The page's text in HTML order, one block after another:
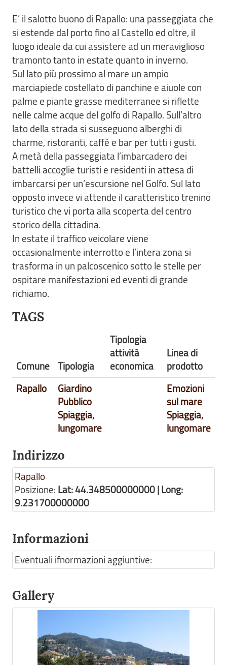
E’ il salotto buono di Rapallo: una passeggiata che
si estende dal porto fino al Castello ed oltre, il
luogo ideale da cui assistere ad un meraviglioso
tramonto tanto in estate quanto in inverno.
Sul lato più prossimo al mare un ampio
marciapiede costellato di panchine e aiuole con
palme e piante grasse mediterranee si riflette
nelle calme acque del golfo di Rapallo. Sull’altro
lato della strada si susseguono alberghi di
charme, ristoranti, caffè e bar per tutti i gusti.
A metà della passeggiata l’imbarcadero dei
battelli accoglie turisti e residenti in attesa di
imbarcarsi per un’escursione nel Golfo. Sul lato
opposto invece vi attende il caratteristico trenino
turistico che vi porta alla scoperta del centro
storico della cittadina.
In estate il traffico veicolare viene
occasionalmente interrotto e l’intera zona si
trasforma in un palcoscenico sotto le stelle per
ospitare manifestazioni ed eventi di grande
richiamo.
TAGS
Comune Tipologia
Tipologia
attività
economica
Linea di
prodotto
Rapallo
Giardino
Pubblico
Spiaggia,
lungomare
Emozioni
sul mare
Spiaggia,
lungomare
Indirizzo
Rapallo
Posizione: Lat: 44.348500000000 | Long:
9.231700000000
Informazioni
Eventuali ifnormazioni aggiuntive:
Gallery